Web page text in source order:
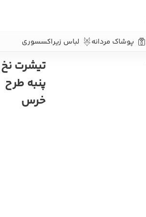
پوشاک مردانه لباس زیراکسسوری
تیشرت نخ
پنبه طرح
خرس